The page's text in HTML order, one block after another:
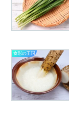
食彩の王国